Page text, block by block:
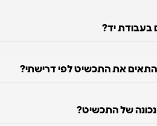
בעבודת יד?
את התכשיט לפי דרישתי?
של התכשיט?